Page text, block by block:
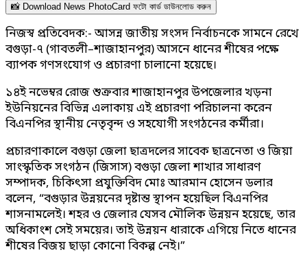
📸 Download News PhotoCard ফটো কার্ড ডাউনলোড করুন
নিজস্ব প্রতিবেদক:- আসন্ন জাতীয় সংসদ নির্বাচনকে সামনে রেখে
বগুড়া-৭ (গাবতলী–শাজাহানপুর) আসনে ধানের শীষের পক্ষে
ব্যাপক গণসংযোগ ও প্রচারণা চালানো হয়েছে।
১৪ই নভেম্বর রোজ শুক্রবার শাজাহানপুর উপজেলার খড়না
ইউনিয়নের বিভিন্ন এলাকায় এই প্রচারণা পরিচালনা করেন
বিএনপির স্থানীয় নেতৃবৃন্দ ও সহযোগী সংগঠনের কর্মীরা।
প্রচারণাকালে বগুড়া জেলা ছাত্রদলের সাবেক ছাত্রনেতা ও জিয়া
সাংস্কৃতিক সংগঠন (জিসাস) বগুড়া জেলা শাখার সাধারণ
সম্পাদক, চিকিৎসা প্রযুক্তিবিদ মোঃ আরমান হোসেন ডলার
বলেন, “বগুড়ার উন্নয়নের দৃষ্টান্ত স্থাপন হয়েছিল বিএনপির
শাসনামলেই। শহর ও জেলার যেসব মৌলিক উন্নয়ন হয়েছে, তার
অধিকাংশ সেই সময়ের। তাই উন্নয়ন ধারাকে এগিয়ে নিতে ধানের
শীষের বিজয় ছাড়া কোনো বিকল্প নেই।”